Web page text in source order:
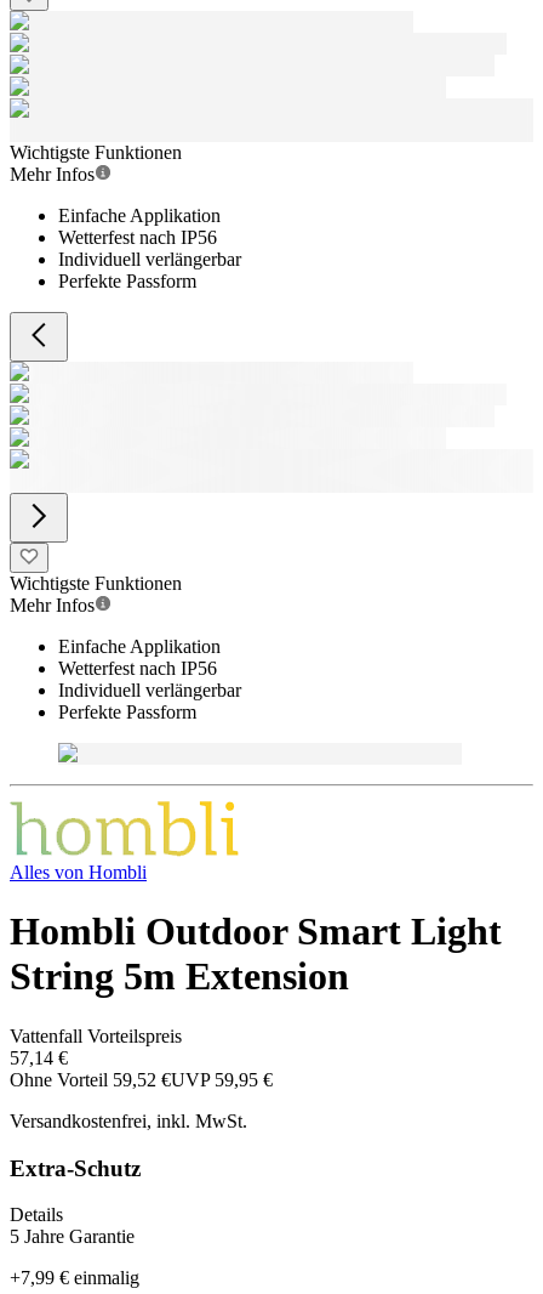
Wichtigste Funktionen
Mehr Infos
Einfache Applikation
Wetterfest nach IP56
Individuell verlängerbar
Perfekte Passform
Wichtigste Funktionen
Mehr Infos
Einfache Applikation
Wetterfest nach IP56
Individuell verlängerbar
Perfekte Passform
Alles von Hombli
Hombli Outdoor Smart Light
String 5m Extension
Vattenfall Vorteilspreis
57,14 €
Ohne Vorteil 59,52 €UVP 59,95 €
Versandkostenfrei, inkl. MwSt.
Extra-Schutz
Details
5 Jahre Garantie
+7,99 € einmalig